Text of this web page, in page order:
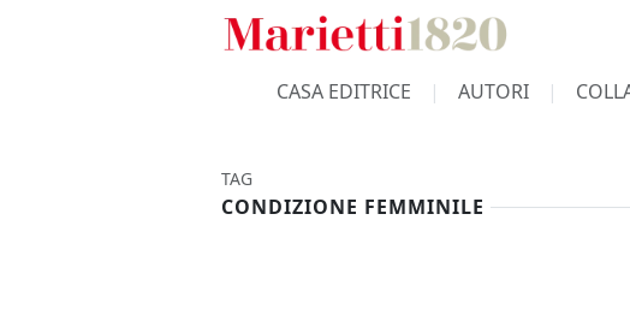
CASA EDITRICE AUTORI
TAG
CONDIZIONE FEMMINILE